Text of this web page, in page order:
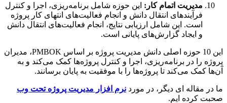
مدیریت اتمام کار:این حوزه شامل برنامه‌ریزی، اجرا و کنترل
فرآیندهای انتقال دانش و انجام فعالیت‌های انتهای کار پروژه
است. این شامل ارزیابی نتایج، انجام فعالیت‌های انتقال دانش
و ایجاد گزارش‌های پایانی است.
این 10 حوزه اصلی دانش مدیریت پروژه بر اساس PMBOK، مدیران
را در برنامه‌ریزی، اجرا و کنترل پروژه‌ها کمک می‌کند و به
کمک می‌کند تا پروژه‌ها را با موفقیت به پایان برسانند.
مقاله ای دیگر، در موردنرم افزار مدیریت پروژه تحت وب
کرده ایم.